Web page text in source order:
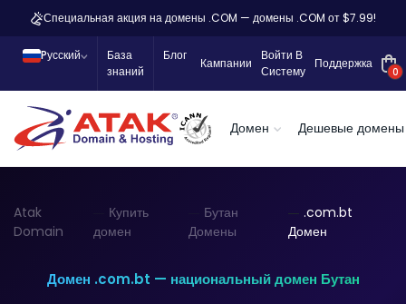
Специальная акция на домены .COM — домены .COM от $7.99!
Pусский
База
знаний
Блог
Кампании
Войти В
Систему
Поддержка
0
Домен Дешевые домены
Atak
Domain
Купить
домен
Бутан
Домены
.com.bt
Домен
Домен .com.bt — национальный домен Бутан